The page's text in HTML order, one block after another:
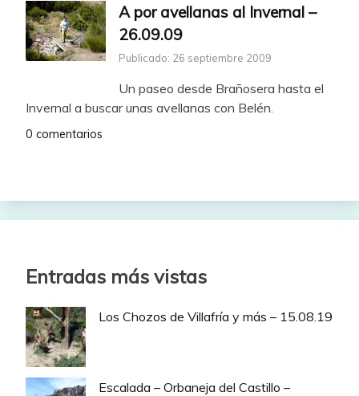
A por avellanas al Invernal –
26.09.09
Publicado: 26 septiembre 2009
Un paseo desde Brañosera hasta el
Invernal a buscar unas avellanas con Belén.
0 comentarios
Entradas más vistas
Los Chozos de Villafría y más – 15.08.19
Escalada – Orbaneja del Castillo –